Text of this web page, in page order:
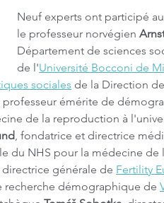
Neuf experts ont participé
le professeur norvégien
Département de sciences
de l'Université Bocconi de
sociales de la Direction
professeur émérite de
de la reproduction à
, fondatrice et directrice
du NHS pour la médecine
directrice générale de Fertility
recherche démographique de